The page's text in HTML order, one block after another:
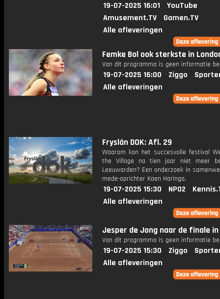
19-07-2025 16:01
YouTube
Amusement.TV
Gamen.TV
Alle afleveringen
Femke Bol ook sterkste in
Van dit programma is geen informatie
19-07-2025 16:00 Ziggo
Alle afleveringen
Fryslân DOK: Afl. 29
Waarom kon het succesvolle festival
the Village na tien jaar niet meer
Leeuwarden? Een onderzoek in
mede-oprichter Koen Haringa.
19-07-2025 15:30 NPO2
Alle afleveringen
Jesper de Jong naar de finale
Van dit programma is geen informatie
19-07-2025 15:30 Ziggo
Alle afleveringen